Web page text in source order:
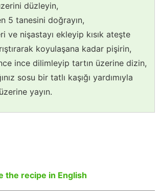
düzleyin,
5 tanesini doğrayın,
ve nişastayı ekleyip kısık ateşte
koyulaşana kadar pişirin,
ince dilimleyip tartın üzerine dizin,
sosu bir tatlı kaşığı yardımıyla
yayın.
the recipe in English